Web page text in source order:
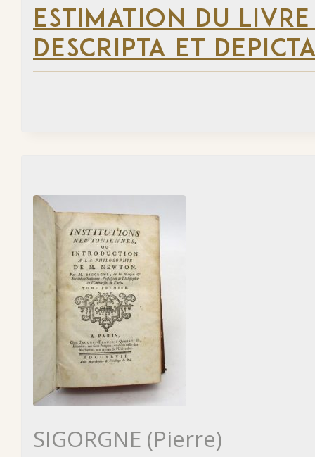
ESTIMATION DU
DESCRIPTA ET
SIGORGNE (Pierre)